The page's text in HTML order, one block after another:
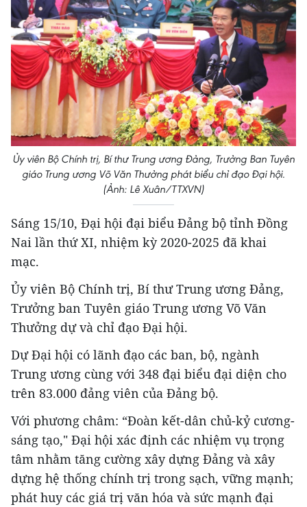
Ủy viên Bộ Chính trị, Bí thư Trung ương Đảng, Trưởng Ban Tuyên
giáo Trung ương Võ Văn Thưởng phát biểu chỉ đạo Đại hội.
(Ảnh: Lê Xuân/TTXVN)
Sáng 15/10, Đại hội đại biểu Đảng bộ tỉnh Đồng
Nai lần thứ XI, nhiệm kỳ 2020-2025 đã khai
mạc.
Ủy viên Bộ Chính trị, Bí thư Trung ương Đảng,
Trưởng ban Tuyên giáo Trung ương Võ Văn
Thưởng dự và chỉ đạo Đại hội.
Dự Đại hội có lãnh đạo các ban, bộ, ngành
Trung ương cùng với 348 đại biểu đại diện cho
trên 83.000 đảng viên của Đảng bộ.
Với phương châm: “Đoàn kết-dân chủ-kỷ cương-
sáng tạo," Đại hội xác định các nhiệm vụ trọng
tâm nhằm tăng cường xây dựng Đảng và xây
dựng hệ thống chính trị trong sạch, vững mạnh;
phát huy các giá trị văn hóa và sức mạnh đại